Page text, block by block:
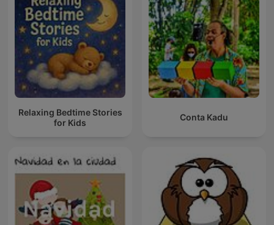
Relaxing Bedtime Stories
for Kids
Conta Kadu